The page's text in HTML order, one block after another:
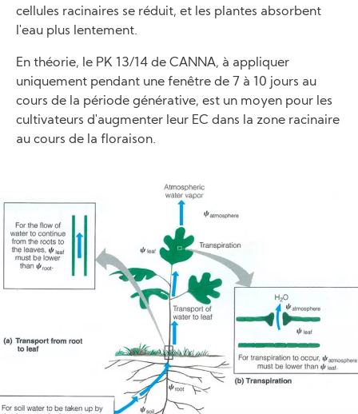
cellules racinaires se réduit, et les plantes absorbent
l'eau plus lentement.
En théorie, le PK 13/14 de CANNA, à appliquer
uniquement pendant une fenêtre de 7 à 10 jours au
cours de la période générative, est un moyen pour les
cultivateurs d'augmenter leur EC dans la zone racinaire
au cours de la floraison.